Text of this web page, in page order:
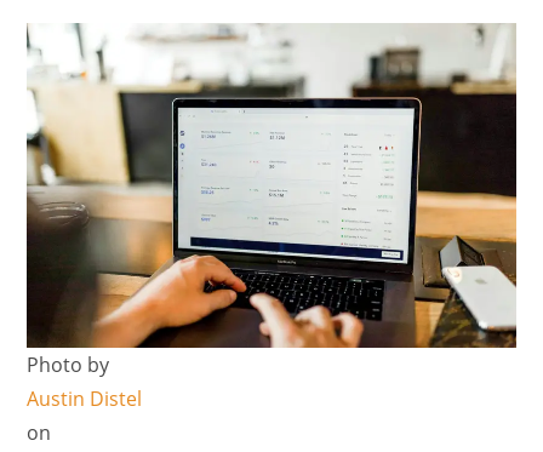
Photo by
Austin Distel
on